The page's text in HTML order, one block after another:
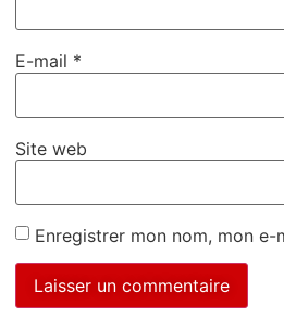
E-mail *
Site web
Enregistrer mon nom, mon